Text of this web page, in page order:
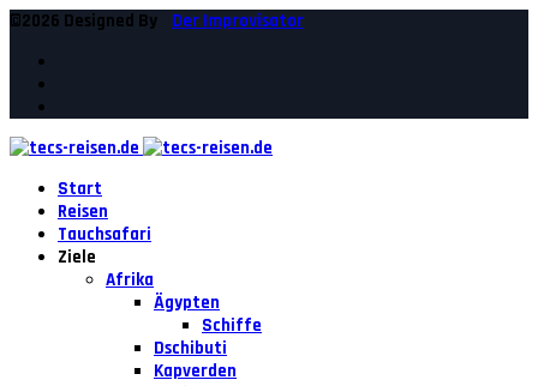
©2026 Designed By Der Improvisator
Start
Reisen
Tauchsafari
Ziele
Afrika
Ägypten
Schiffe
Dschibuti
Kapverden